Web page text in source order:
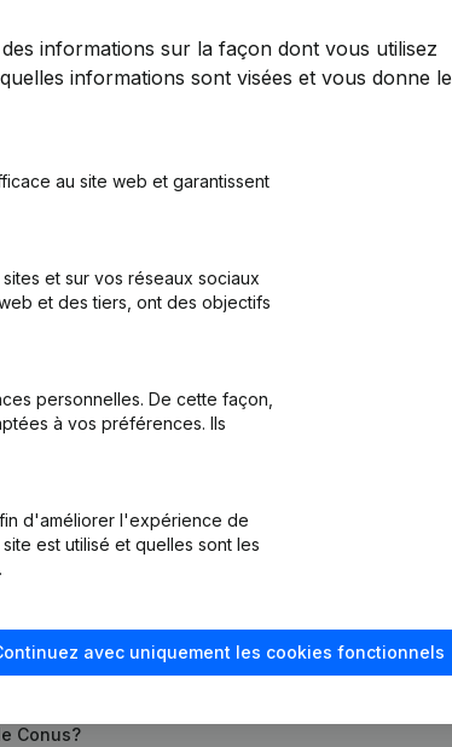
etc...)
Conus?
Conus?
informations sur la façon dont vous utilisez
informations sont visées et vous donne le
au site web et garantissent
et sur vos réseaux sociaux
et des tiers, ont des objectifs
personnelles. De cette façon,
à vos préférences. Ils
d'améliorer l'expérience de
est utilisé et quelles sont les
avec uniquement les cookies fonctionnels